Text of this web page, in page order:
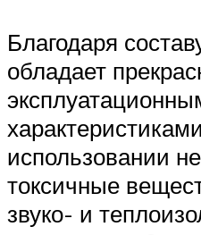
Благодаря
обладает
использовании
токсичные
звуко- и